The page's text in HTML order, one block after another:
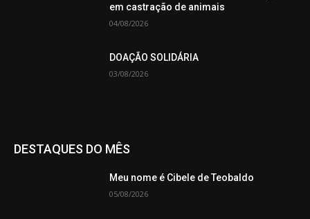
em castração de animais
04/08/2026
DOAÇÃO SOLIDÁRIA
03/08/2026
DESTAQUES DO MÊS
Meu nome é Cibele de Teobaldo
05/08/2026